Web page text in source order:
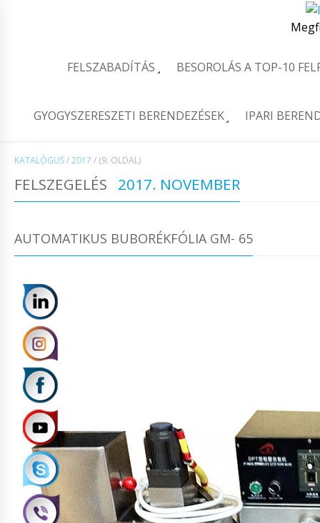
FELSZABADÍTÁS BESOROLÁS A TOP-10
GYOGYSZERESZETI BERENDEZÉSEK IPARI
KATALÓGUS/2017 / (9. OLDAL)
FELSZEGELÉS 2017. NOVEMBER
AUTOMATIKUS BUBORÉKFÓLIA GM- 65